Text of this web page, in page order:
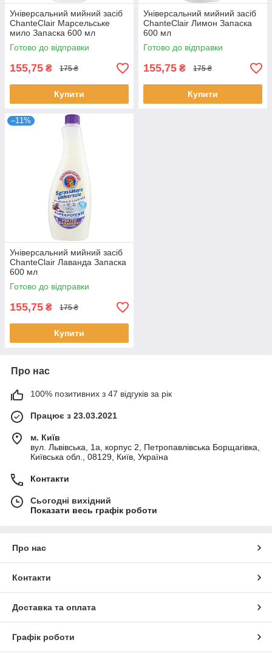
Універсальний мийний засіб
ChanteClair Марсельське
мило Запаска 600 мл
Готово до відправки
155,75 ₴ 175 ₴
Купити
Універсальний мийний засіб
ChanteClair Лимон Запаска
600 мл
Готово до відправки
155,75 ₴ 175 ₴
Купити
–11%
Універсальний мийний засіб
ChanteClair Лаванда Запаска
600 мл
Готово до відправки
155,75 ₴ 175 ₴
Купити
Про нас
100% позитивних з 47 відгуків за рік
Працює з 23.03.2021
м. Київ
вул. Львівська, 1а, корпус 2, Петропавлівська Борщагівка,
Київська обл., 08129, Київ, Україна
Контакти
Сьогодні вихідний
Показати весь графік роботи
Про нас
Контакти
Доставка та оплата
Графік роботи